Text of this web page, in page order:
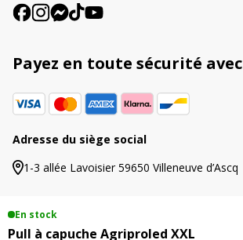
En stock
Pull à capuche Agriproled XXL
Payez en toute sécurité avec
Adresse du siège social
1-3 allée Lavoisier 59650 Villeneuve d’Ascq